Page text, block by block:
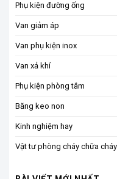
Phụ kiện đường ống
Van giảm áp
Van phụ kiện inox
Van xả khí
Phụ kiện phòng tắm
Băng keo non
Kinh nghiệm hay
Vật tư phòng cháy chữa cháy